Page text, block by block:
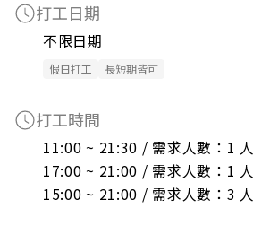
打工日期
不限日期
假日打工 長短期皆可
打工時間
11:00 ~ 21:30 / 需求人數：1 人
17:00 ~ 21:00 / 需求人數：1 人
15:00 ~ 21:00 / 需求人數：3 人